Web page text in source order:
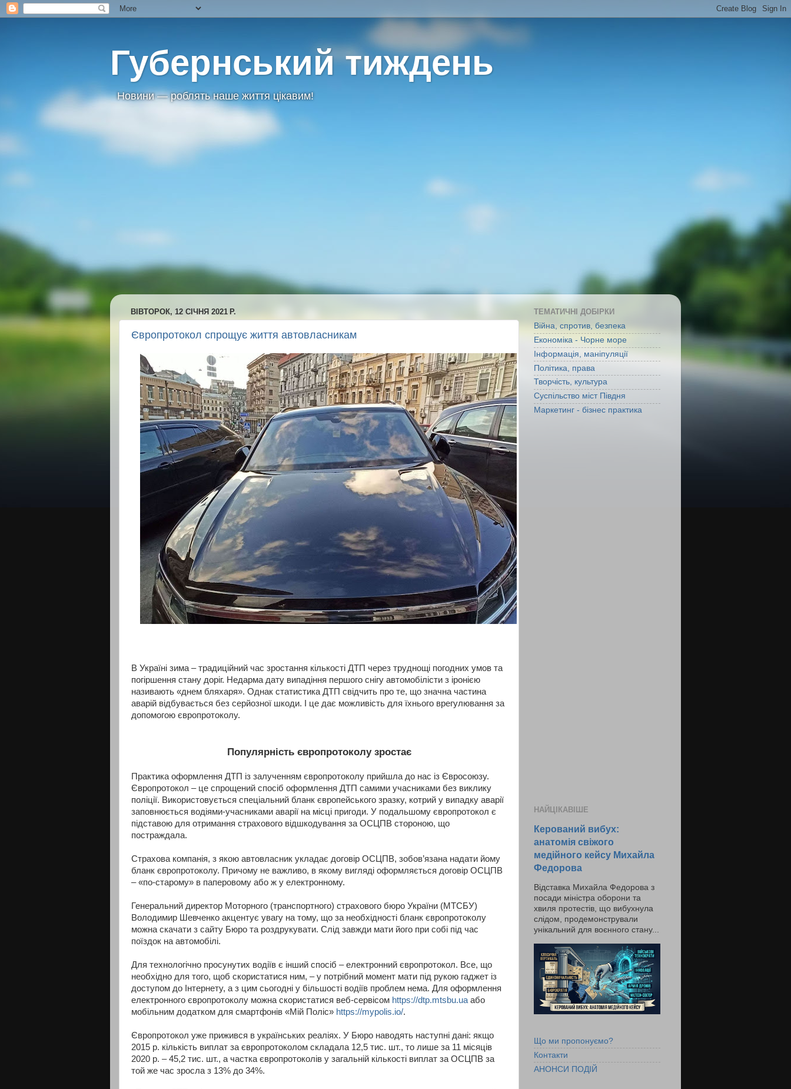
Губернський тиждень
Новини — роблять наше життя цікавим!
ВІВТОРОК, 12 СІЧНЯ 2021 Р.
Європротокол спрощує життя автовласникам
В Україні зима – традиційний час зростання кількості ДТП через труднощі погодних умов та
погіршення стану доріг. Недарма дату випадіння першого снігу автомобілісти з іронією
називають «днем бляхаря». Однак статистика ДТП свідчить про те, що значна частина
аварій відбувається без серйозної шкоди. І це дає можливість для їхнього врегулювання за
допомогою європротоколу.
Популярність європротоколу зростає
Практика оформлення ДТП із залученням європротоколу прийшла до нас із Євросоюзу.
Європротокол – це спрощений спосіб оформлення ДТП самими учасниками без виклику
поліції. Використовується спеціальний бланк європейського зразку, котрий у випадку аварії
заповнюється водіями-учасниками аварії на місці пригоди. У подальшому європротокол є
підставою для отримання страхового відшкодування за ОСЦПВ стороною, що
постраждала.
Страхова компанія, з якою автовласник укладає договір ОСЦПВ, зобов’язана надати йому
бланк європротоколу. Причому не важливо, в якому вигляді оформляється договір ОСЦПВ
– «по-старому» в паперовому або ж у електронному.
Генеральний директор Моторного (транспортного) страхового бюро України (МТСБУ)
Володимир Шевченко акцентує увагу на тому, що за необхідності бланк європротоколу
можна скачати з сайту Бюро та роздрукувати. Слід завжди мати його при собі під час
поїздок на автомобілі.
Для технологічно просунутих водіїв є інший спосіб – електронний європротокол. Все, що
необхідно для того, щоб скористатися ним, – у потрібний момент мати під рукою гаджет із
доступом до Інтернету, а з цим сьогодні у більшості водіїв проблем нема. Для оформлення
електронного європротоколу можна скористатися веб-сервісом https://dtp.mtsbu.uaабо
мобільним додатком для смартфонів «Мій Поліс» https://mypolis.io/.
Європротокол уже прижився в українських реаліях. У Бюро наводять наступні дані: якщо
2015 р. кількість виплат за європротоколом складала 12,5 тис. шт., то лише за 11 місяців
2020 р. – 45,2 тис. шт., а частка європротоколів у загальній кількості виплат за ОСЦПВ за
той же час зросла з 13% до 34%.
ТЕМАТИЧНІ ДОБІРКИ
Війна, спротив, безпека
Економіка - Чорне море
Інформація, маніпуляції
Політика, права
Творчість, культура
Суспільство міст Півдня
Маркетинг - бізнес практика
НАЙЦІКАВІШЕ
Керований вибух:
анатомія свіжого
медійного кейсу Михайла
Федорова
Відставка Михайла Федорова з
посади міністра оборони та
хвиля протестів, що вибухнула
слідом, продемонстрували
унікальний для воєнного стану...
Що ми пропонуємо?
Контакти
АНОНСИ ПОДІЙ